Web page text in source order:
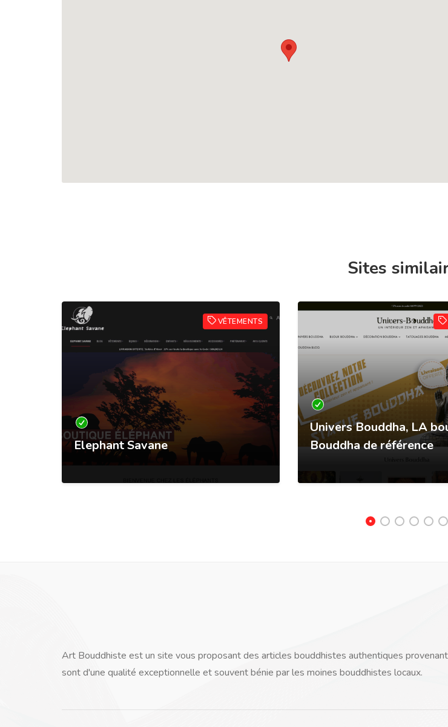
Sites
VÊTEMENTS
Elephant Savane
Univers Bouddha, LA
Bouddha de référence
Art Bouddhiste est un site vous proposant des articles bouddhistes authentiques
sont d'une qualité exceptionnelle et souvent bénie par les moines bouddhistes locaux.